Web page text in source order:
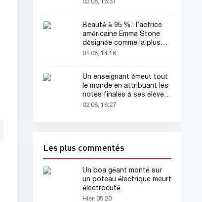
03.08, 18:31
Beauté à 95 % : l’actrice
américaine Emma Stone
désignée comme la plus
belle femme du monde !
04.08, 14:16
Un enseignant émeut tout
le monde en attribuant les
notes finales à ses élèves
avant sa mort
02.08, 16:27
Les plus commentés
Un boa géant monté sur
un poteau électrique meurt
électrocuté
Hier, 05:20